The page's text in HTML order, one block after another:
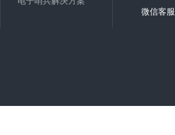
微信客服